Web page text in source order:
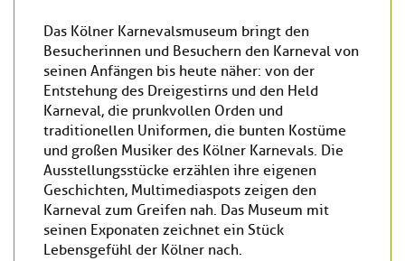
Das Kölner Karnevalsmuseum bringt den
Besucherinnen und Besuchern den Karneval von
seinen Anfängen bis heute näher: von der
Entstehung des Dreigestirns und den Held
Karneval, die prunkvollen Orden und
traditionellen Uniformen, die bunten Kostüme
und großen Musiker des Kölner Karnevals. Die
Ausstellungsstücke erzählen ihre eigenen
Geschichten, Multimediaspots zeigen den
Karneval zum Greifen nah. Das Museum mit
seinen Exponaten zeichnet ein Stück
Lebensgefühl der Kölner nach.